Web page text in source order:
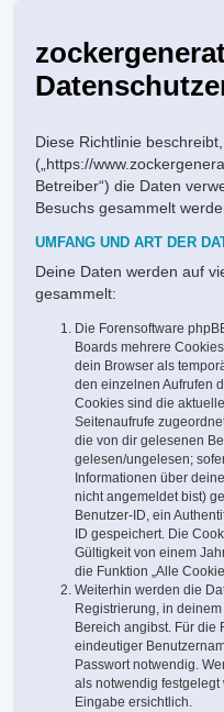
Diese Richtlinie
(„https://
Betreiber“) die Daten
Besuchs gesammelt
UMFANG UND ART DER
Deine Daten werden auf
gesammelt:
Die Forensoftware
Boards mehrere
dein Browser als
den einzelnen Aufrufen
Cookies sind die
Seitenaufrufe
die von dir gelesenen
gelesen/ungelesen;
Informationen über
nicht angemeldet bist)
Benutzer-ID, ein
ID gespeichert. Die
Gültigkeit von einem
die Funktion „Alle
Weiterhin werden die
Registrierung, in
Bereich angibst. Für die
eindeutiger
Passwort notwendig.
als notwendig festgelegt
Eingabe ersichtlich.